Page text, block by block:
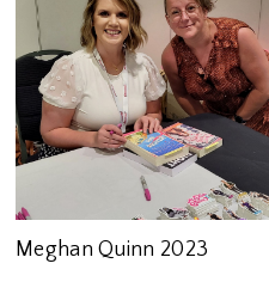
Meghan Quinn 2023